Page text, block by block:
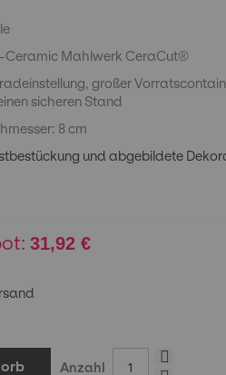
Ceramic Mahlwerk CeraCut®
großer
sicheren Stand
8 cm
und abgebildete
31,92 €
Anzahl